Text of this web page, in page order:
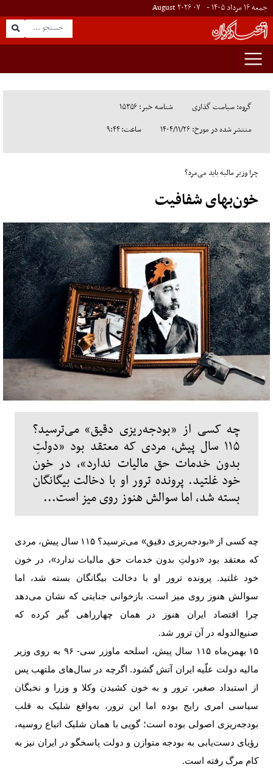
جمعه ۱۶ مرداد ۱۴۰۵ - ۰۷۲۰۲۶
گروه: سیاست گذاری
شناسه خبر: ۱۵۳۵۶
منتشر شده در مورخ: ۱۴۰۴/۱۱/۲۶
ساعت: ۹:۴۴
چرا وزیر مالیه باید می‌مرد؟
خون‌بهای شفافیت
چه کسی از «بودجه‌ریزی دقیق» می‌ترسید؟
۱۱۵ سال پیش، مردی که معتقد بود «دولتِ
بدون خدمات حق مالیات ندارد»، در خون
خود غلتید. پرونده ترور او با دخالت بیگانگان
بسته شد، اما سوالش هنوز روی میز است...
چه کسی از «بودجه‌ریزی دقیق» می‌ترسید؟ ۱۱۵ سال پیش، مردی
که معتقد بود «دولتِ بدون خدمات حق مالیات ندارد»، در خون
خود غلتید. پرونده ترور او با دخالت بیگانگان بسته شد، اما
سوالش هنوز روی میز است. بازخوانی جنایتی که نشان می‌دهد
چرا اقتصاد ایران هنوز در همان چهارراهی گیر کرده که
صنیع‌الدوله در آن ترور شد.
۱۵
بهمن‌ماه ۱۱۵ سال پیش، اسلحه ماوزر سی- ۹۶ به روی وزیر
مالیه دولت علّیه ایران آتش گشود. اگرچه در سال‌های ملتهب پس
از استبداد صغیر، ترور و به خون کشیدن وکلا و وزرا و نخبگان
سیاسی امری رایج بوده اما این ترور، به‌واقع شلیک به قلب
بودجه‌ریزی اصولی بوده است؛ گویی با همان شلیک اتباع روسیه،
رؤیای دست‌یابی به بودجه متوازن و دولت پاسخگو در ایران نیز به
کام مرگ رفته است.